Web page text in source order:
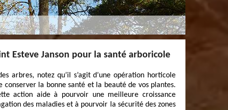
Esteve Janson pour la santé arboricole
arbres, notez qu’il s’agit d’une opération horticole
la bonne santé et la beauté de vos plantes.
action aide à pourvoir une meilleure croissance
des maladies et à pourvoir la sécurité des zones